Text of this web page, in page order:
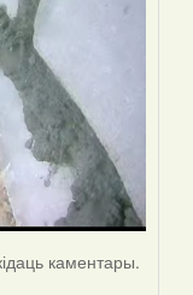
каментары.